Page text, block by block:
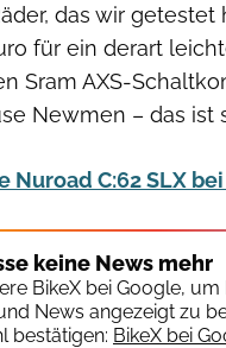
das wir
für ein derart
Sram AXS-
Newmen – das ist
Nuroad C:62 SLX
keine News mehr
BikeX bei Google,
News angezeigt zu
bestätigen: BikeX bei